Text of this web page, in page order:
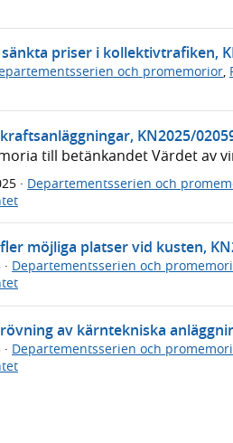
priser i kollektivtrafiken,
och promemorior,
KN2025/
till betänkandet Värdet av
· Departementsserien och
möjliga platser vid kusten,
· Departementsserien och
av kärntekniska
· Departementsserien och